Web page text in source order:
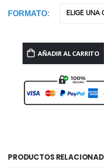
FORMATO
AÑADIR AL CARRITO
PRODUCTOS